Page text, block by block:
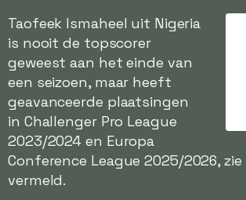
Taofeek Ismaheel uit Nigeria
is nooit de topscorer
geweest aan het einde van
een seizoen, maar heeft
geavanceerde plaatsingen
in Challenger Pro League
2023/2024 en Europa
Conference League 2025/2026,
vermeld.